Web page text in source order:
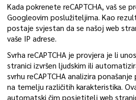
Kada pokrenete reCAPTCHA, vaš se
Googleovim poslužiteljima. Kao
postaje svjestan da se našoj web
vaše IP adrese.
Svrha reCAPTCHA je provjera je li
stranici izvršen ljudskim ili
svrhu reCAPTCHA analizira
na temelju različitih karakteristika.
automatski čim posjetitelj web